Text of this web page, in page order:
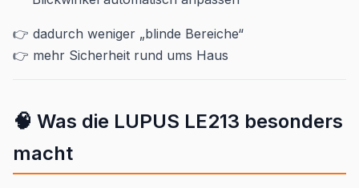
👉 dadurch weniger „blinde Bereiche“
👉 mehr Sicherheit rund ums Haus
🧠 Was die LUPUS LE213 besonders
macht